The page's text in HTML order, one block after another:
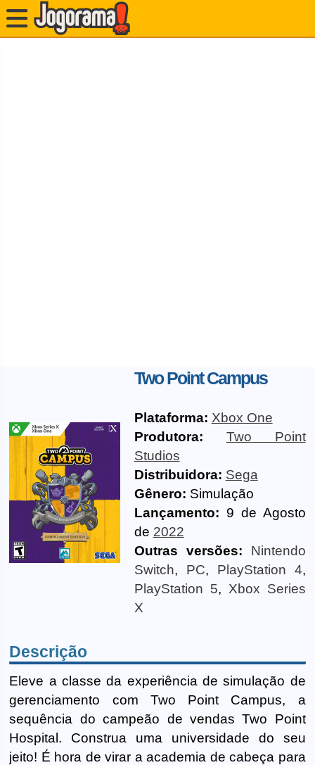
Two Point Campus
Plataforma: Xbox One
Produtora:
Two Point
Studios
Distribuidora: Sega
Gênero: Simulação
Lançamento: 9 de Agosto
de 2022
Outras versões:
Nintendo
Switch, PC, PlayStation 4,
PlayStation 5, Xbox Series
X
Descrição
Eleve a classe da experiência de simulação de
gerenciamento com Two Point Campus, a
sequência do campeão de vendas Two Point
Hospital. Construa uma universidade do seu
jeito! É hora de virar a academia de cabeça para